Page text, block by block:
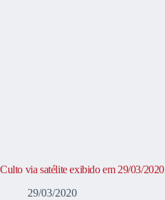
Culto via satélite exibido em 29/03/2020
29/03/2020